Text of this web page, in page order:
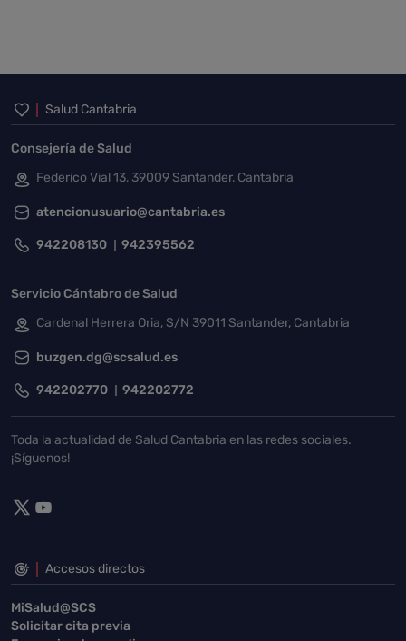
Inicio del pie de página
Salud Cantabria
Consejería de Salud
Federico Vial 13, 39009 Santander, Cantabria
atencionusuario@cantabria.es
942208130 942395562
Servicio Cántabro de Salud
Cardenal Herrera Oria, S/N 39011 Santander, Cantabria
buzgen.dg@scsalud.es
942202770 942202772
Toda la actualidad de Salud Cantabria en las redes sociales.
¡Síguenos!
Accesos directos
MiSalud@SCS
Solicitar cita previa